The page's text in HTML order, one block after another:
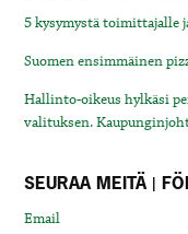
5 kysymystä toimittajalle
Suomen ensimmäinen
Hallinto-oikeus hylkäsi
valituksen.
SEURAA MEITÄ |
Email